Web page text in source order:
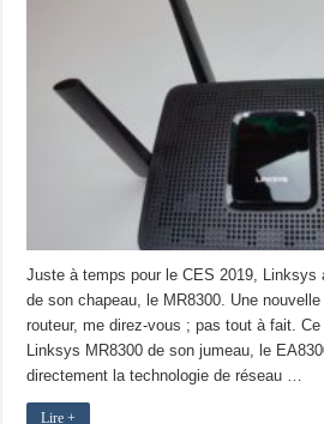
Juste à temps pour le CES 2019, Linksys
de son chapeau, le MR8300. Une
routeur, me direz-vous ; pas tout à fait.
Linksys MR8300 de son jumeau, le
directement la technologie de réseau …
Lire +